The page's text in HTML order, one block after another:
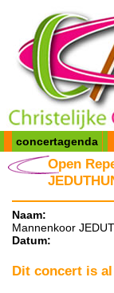
concertagenda
Open
Naam:
Mannenkoor
Datum:
Dit concert is